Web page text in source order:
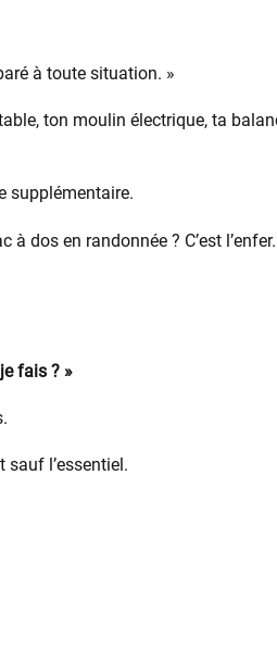
à toute situation. »
ton moulin électrique, ta
supplémentaire.
dos en randonnée ? C’est l’enfer.
fais ? »
sauf l’essentiel.